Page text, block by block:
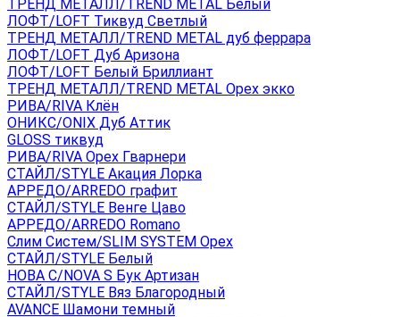
ТРЕНД МЕТАЛЛ/TREND METAL Белый
ЛОФТ/LOFT Тиквуд Светлый
ТРЕНД МЕТАЛЛ/TREND METAL дуб феррара
ЛОФТ/LOFT Дуб Аризона
ЛОФТ/LOFT Белый Бриллиант
ТРЕНД МЕТАЛЛ/TREND METAL Орех экко
РИВА/RIVA Клён
ОНИКС/ONIX Дуб Аттик
GLOSS тиквуд
РИВА/RIVA Орех Гварнери
СТАЙЛ/STYLE Акация Лорка
АРРЕДО/ARREDO графит
СТАЙЛ/STYLE Венге Цаво
АРРЕДО/ARREDO Romano
Слим Систем/SLIM SYSTEM Орех
СТАЙЛ/STYLE Белый
НОВА С/NOVA S Бук Артизан
СТАЙЛ/STYLE Вяз Благородный
AVANCE Шамони темный